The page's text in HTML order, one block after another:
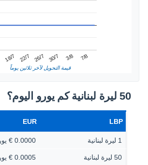
18/7 22/7 26/7 30/7 3/8 7/8
قيمة التحويل لآخر ثلاثين يوماً
50 ليرة لبنانية كم يورو اليوم؟
LBP
EUR
1 ليرة لبنانية 0.0000 € يورو
50 ليرة لبنانية 0.0005 € يورو